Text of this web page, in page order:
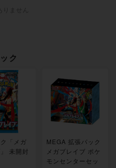
ク
「メガ
未開封
MEGA 拡張パック
メガブレイブ ポケ
モンセンターセッ